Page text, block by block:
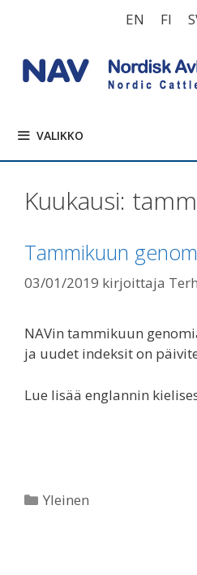
EN FI
VALIKKO
Kuukausi:
Tammikuun
03/01/2019 kirjoittaja
NAVin tammikuun
ja uudet indeksit on
Lue lisää englannin
Kategoriat
Yleinen